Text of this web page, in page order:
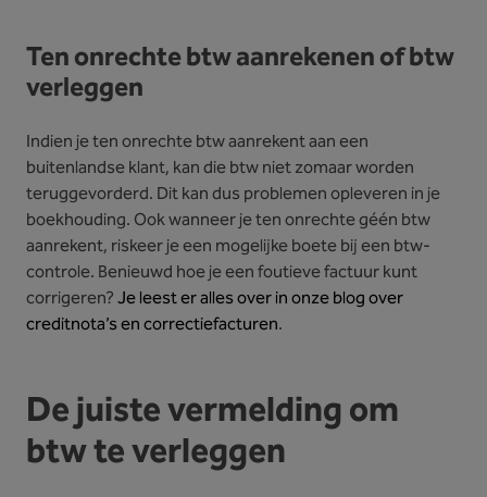
Ten onrechte btw aanrekenen of btw
verleggen
Indien je ten onrechte btw aanrekent aan een
buitenlandse klant, kan die btw niet zomaar worden
teruggevorderd. Dit kan dus problemen opleveren in je
boekhouding. Ook wanneer je ten onrechte géén btw
aanrekent, riskeer je een mogelijke boete bij een btw-
controle. Benieuwd hoe je een foutieve factuur kunt
corrigeren?Je leest er alles over in onze blog over
creditnota’s en correctiefacturen.
De juiste vermelding om
btw te verleggen